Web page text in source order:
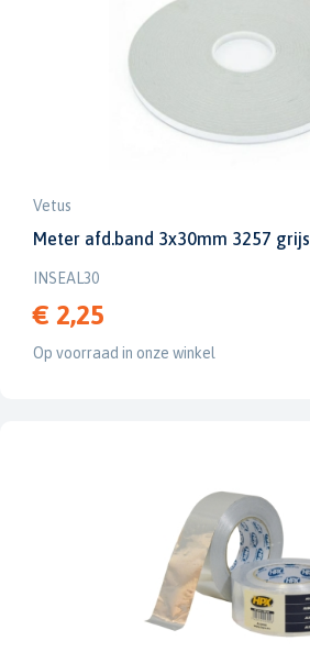
Vetus
Meter afd.band 3x30mm 3257 grijs
INSEAL30
€ 2,25
Op voorraad in onze winkel